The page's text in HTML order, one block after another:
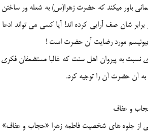
باور ميكند كه حضرت زهرا(س) به شعله ور
برابر شان صف آرايي كرده اند! آيا كسي مي تواند
مورد رضايت آن حضرت است !
نسبت به پيروان اهل سنت كه غالبا مستضعفان
آن حضرت آن را توجيه كرد.
جلوه هاي شخصيت فاطمه زهرا «حجاب و عفاف» آن